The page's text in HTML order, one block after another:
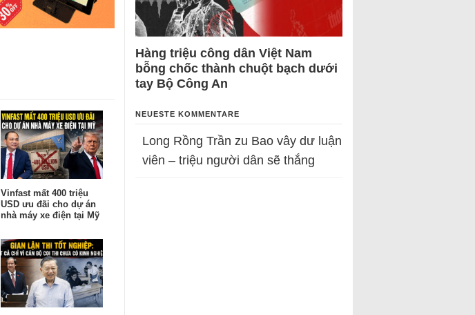
Vinfast mất 400 triệu
USD ưu đãi cho dự án
nhà máy xe điện tại Mỹ
Hàng triệu công dân Việt Nam
bỗng chốc thành chuột bạch dưới
tay Bộ Công An
NEUESTE KOMMENTARE
Long Rồng Trần zu Bao vây dư luận
viên – triệu người dân sẽ thắng